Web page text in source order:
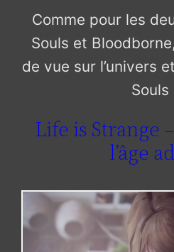
Comme pour les
Souls et
de vue sur l’univers
Souls
Life is Strange
l’âge